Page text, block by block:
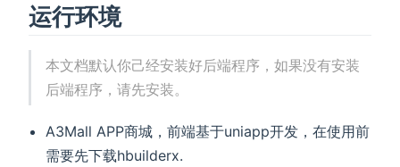
运行环境
本文档默认你己经安装好后端程序，如果没有安装
后端程序，请先安装。
A3Mall APP商城，前端基于uniapp开发，在使用前
需要先下载hbuilderx.